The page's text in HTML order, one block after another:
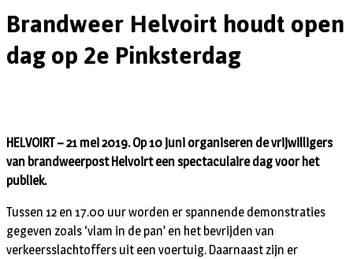
Brandweer Helvoirt houdt open
dag op 2e Pinksterdag
HELVOIRT – 21 mei 2019. Op 10 juni organiseren de vrijwilligers
van brandweerpost Helvoirt een spectaculaire dag voor het
publiek.
Tussen 12 en 17.00 uur worden er spannende demonstraties
gegeven zoals ‘vlam in de pan’ en het bevrijden van
verkeersslachtoffers uit een voertuig. Daarnaast zijn er